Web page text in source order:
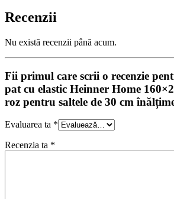
Recenzii
Nu există recenzii până acum.
Fii primul care scrii o recenzie
pat cu elastic Heinner Home
roz pentru saltele de 30 cm
Evaluarea ta *
Recenzia ta *